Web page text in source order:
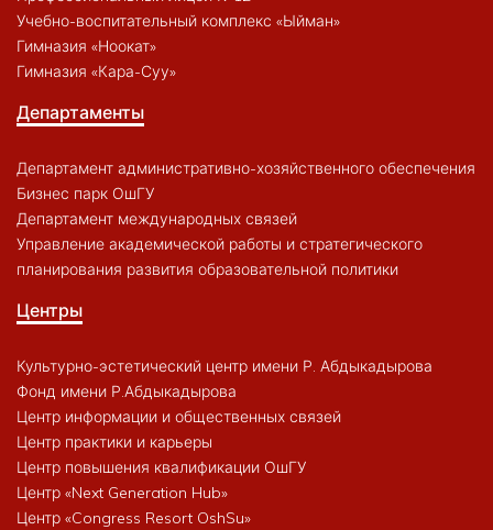
Учебно-воспитательный комплекс «Ыйман»
Гимназия «Ноокат»
Гимназия «Кара-Суу»
Департаменты
Департамент административно-хозяйственного обеспечения
Бизнес парк ОшГУ
Департамент международных связей
Управление академической работы и стратегического
планирования развития образовательной политики
Центры
Культурно-эстетический центр имени Р. Абдыкадырова
Фонд имени Р.Абдыкадырова
Центр информации и общественных связей
Центр практики и карьеры
Центр повышения квалификации ОшГУ
Центр «Next Generation Hub»
Центр «Congress Resort OshSu»